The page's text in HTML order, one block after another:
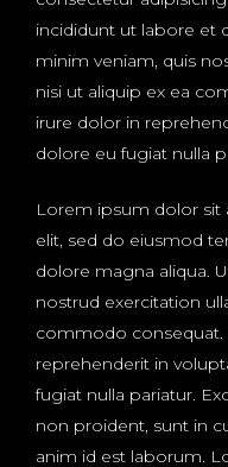
incididunt ut labore et
minim veniam, quis
nisi ut aliquip ex ea
irure dolor in
dolore eu fugiat nulla
Lorem ipsum dolor sit
elit, sed do eiusmod
dolore magna aliqua.
nostrud exercitation
commodo consequat.
reprehenderit in
fugiat nulla pariatur.
non proident, sunt in
anim id est laborum.